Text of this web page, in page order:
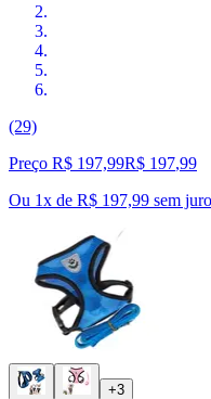
(29)
Preço R$ 197,99R$ 197,99
Ou 1x de R$ 197,99 sem
+3